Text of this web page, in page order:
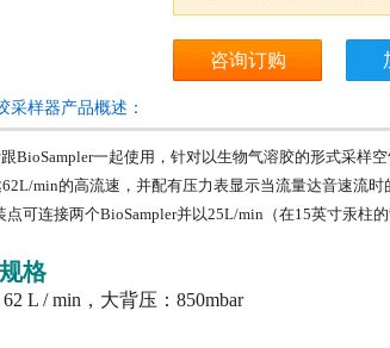
咨询订购
采样器产品概述：
BioSampler一起使用，针对以生物气溶胶的形式采样
min的高流速，并配有压力表显示当流量达音速流
可连接两个BioSampler并以25L/min（在15英寸汞柱
格
L / min，大背压：850mbar